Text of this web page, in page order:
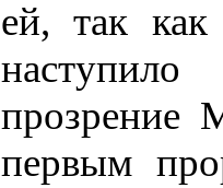
ей, так
прозрение
первым